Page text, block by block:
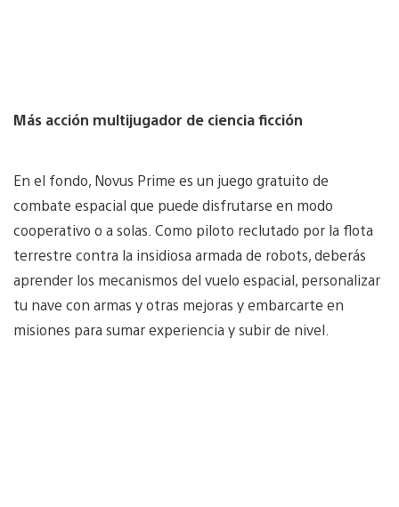
Más acción multijugador de ciencia ficción
En el fondo, Novus Prime es un juego gratuito de
combate espacial que puede disfrutarse en modo
cooperativo o a solas. Como piloto reclutado por la flota
terrestre contra la insidiosa armada de robots, deberás
aprender los mecanismos del vuelo espacial, personalizar
tu nave con armas y otras mejoras y embarcarte en
misiones para sumar experiencia y subir de nivel.